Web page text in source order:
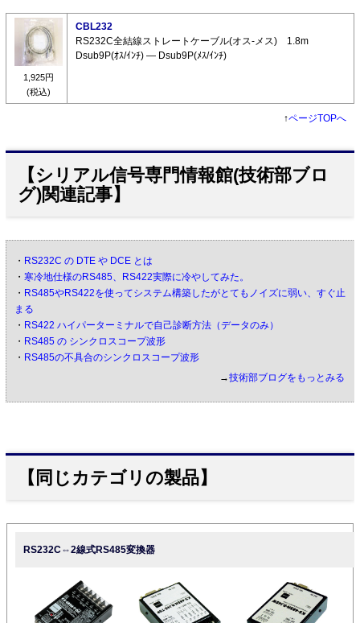
1,925円
(税込)
CBL232
RS232C全結線ストレートケーブル(オス-メス) 1.8m
Dsub9P(ｵｽ/ｲﾝﾁ) ― Dsub9P(ﾒｽ/ｲﾝﾁ)
↑ページTOPへ
【シリアル信号専門情報館(技術部ブロ
グ)関連記事】
・ RS232C の DTE や DCE とは
・ 寒冷地仕様のRS485、RS422実際に冷やしてみた。
・ RS485やRS422を使ってシステム構築したがとてもノイズに弱い、すぐ止
まる
・ RS422 ハイパーターミナルで自己診断方法（データのみ）
・ RS485 の シンクロスコープ波形
・ RS485の不具合のシンクロスコープ波形
→技術部ブログをもっとみる
【同じカテゴリの製品】
RS232C⇔2線式RS485変換器